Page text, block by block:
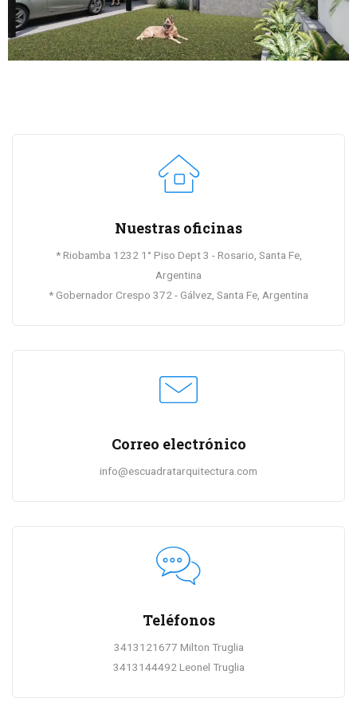
Nuestras oficinas
* Riobamba 1232 1° Piso Dept 3 - Rosario, Santa Fe,
Argentina
* Gobernador Crespo 372 - Gálvez, Santa Fe, Argentina
Correo electrónico
info@escuadratarquitectura.com
Teléfonos
3413121677 Milton Truglia
3413144492 Leonel Truglia